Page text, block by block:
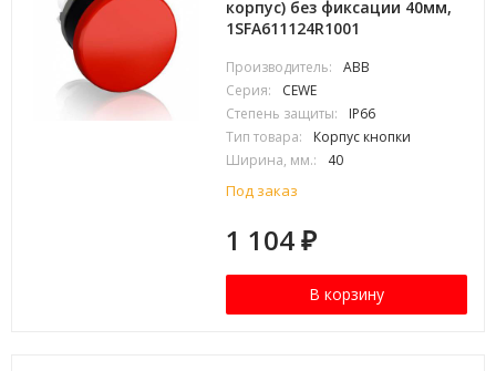
корпус) без фиксации 40мм,
1SFA611124R1001
Производитель:
ABB
Серия:
CEWE
Степень защиты:
IP66
Тип товара:
Корпус кнопки
Ширина, мм.:
40
Под заказ
1 104₽
В корзину